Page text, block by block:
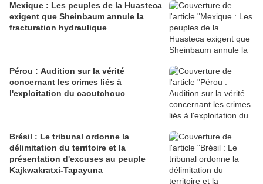
Mexique : Les peuples de la Huasteca
exigent que Sheinbaum annule la
fracturation hydraulique
Pérou : Audition sur la vérité
concernant les crimes liés à
l'exploitation du caoutchouc
Brésil : Le tribunal ordonne la
délimitation du territoire et la
présentation d'excuses au peuple
Kajkwakratxi-Tapayuna